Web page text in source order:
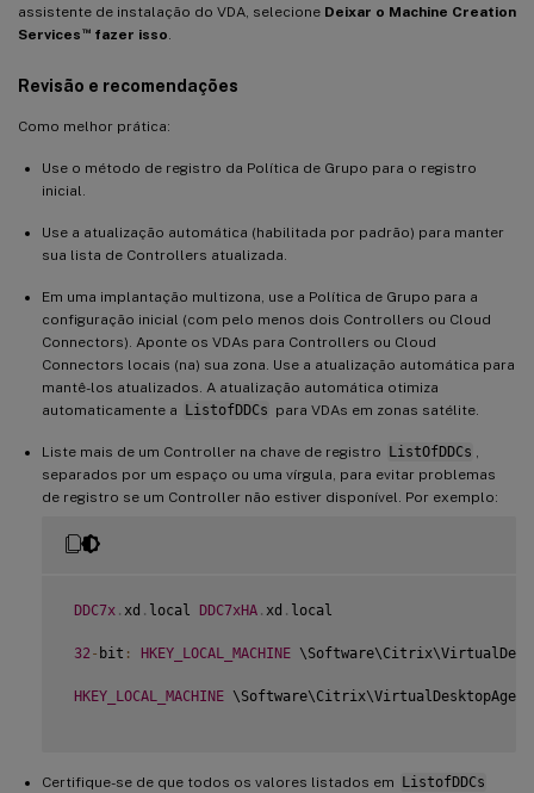
assistente de instalação do VDA, selecione Deixar o Machine Creation
Services ™fazer isso.
Revisão e recomendações
Como melhor prática:
Use o método de registro da Política de Grupo para o registro
inicial.
Use a atualização automática (habilitada por padrão) para manter
sua lista de Controllers atualizada.
Em uma implantação multizona, use a Política de Grupo para a
configuração inicial (com pelo menos dois Controllers ou Cloud
Connectors). Aponte os VDAs para Controllers ou Cloud
Connectors locais (na) sua zona. Use a atualização automática para
mantê-los atualizados. A atualização automática otimiza
automaticamente a
ListofDDCs para VDAs em zonas satélite.
Liste mais de um Controller na chave de registro ListOfDDCs ,
separados por um espaço ou uma vírgula, para evitar problemas
de registro se um Controller não estiver disponível. Por exemplo:
DDC7x . xd . local DDC7xHA . xd . local
32- bit : HKEY_LOCAL_MACHINE
HKEY_LOCAL_MACHINE
Certifique-se de que todos os valores listados em
ListofDDCs